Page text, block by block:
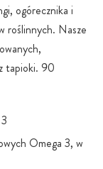
ogórecznika i
roślinnych. Nasze
tapioki. 90
Omega 3, w